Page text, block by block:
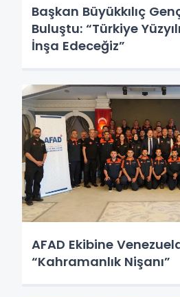
Başkan Büyükkılıç
Buluştu: “Türkiye
İnşa Edeceğiz”
AFAD Ekibine
“Kahramanlık Nişanı”